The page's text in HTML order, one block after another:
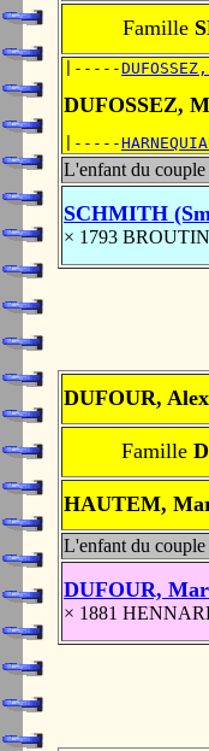
Famille
|-----
DUFOSSEZ,
|-----
L'enfant du couple
SCHMITH
× 1793
DUFOUR,
Famille
HAUTEM,
L'enfant du couple
DUFOUR,
× 1881